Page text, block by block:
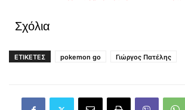
Σχόλια
ΕΤΙΚΕΤΕΣ pokemon go Γιώργος Πατέλης